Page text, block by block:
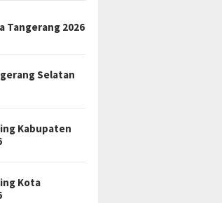
Tangerang 2026
Selatan
Kabupaten
Kota